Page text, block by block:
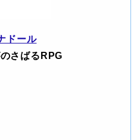
ドール
さばるRPG